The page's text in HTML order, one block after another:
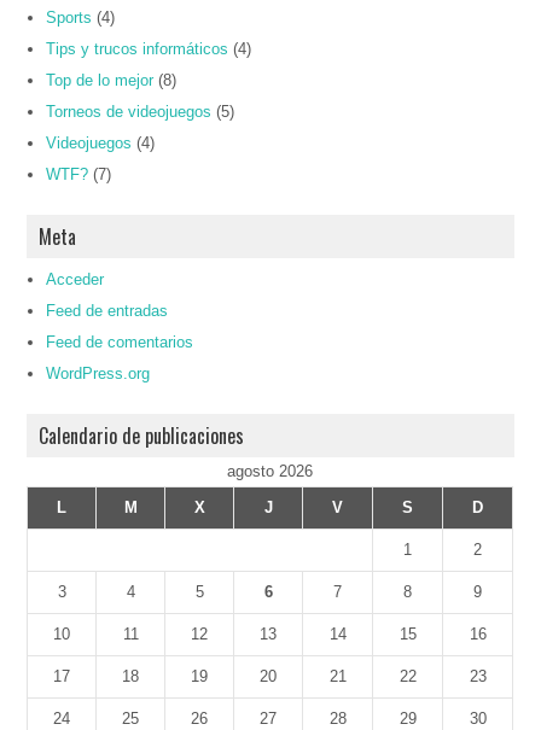
Sports (4)
Tips y trucos informáticos (4)
Top de lo mejor (8)
Torneos de videojuegos (5)
Videojuegos (4)
WTF? (7)
Meta
Acceder
Feed de entradas
Feed de comentarios
WordPress.org
Calendario de publicaciones
agosto 2026
L
M X J V S D
1 2
3 4 5 6 7 8 9
10 11 12 13 14 15 16
17 18 19 20 21 22 23
24 25 26 27 28 29 30